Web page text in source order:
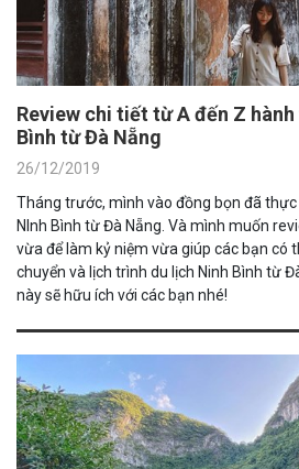
Review chi tiết từ A đến Z
Bình từ Đà Nẵng
26/12/2019
Tháng trước, mình vào đồng bọn đã
NInh Bình từ Đà Nẵng. Và mình muốn
vừa để làm kỷ niệm vừa giúp các bạn có
chuyển và lịch trình du lịch Ninh Bình từ
này sẽ hữu ích với các bạn nhé!